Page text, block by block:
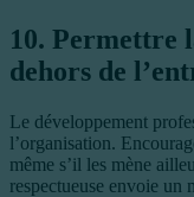
10. Permettre
dehors de
Le développement
l’organisation.
même s’il les mène
respectueuse envoie un